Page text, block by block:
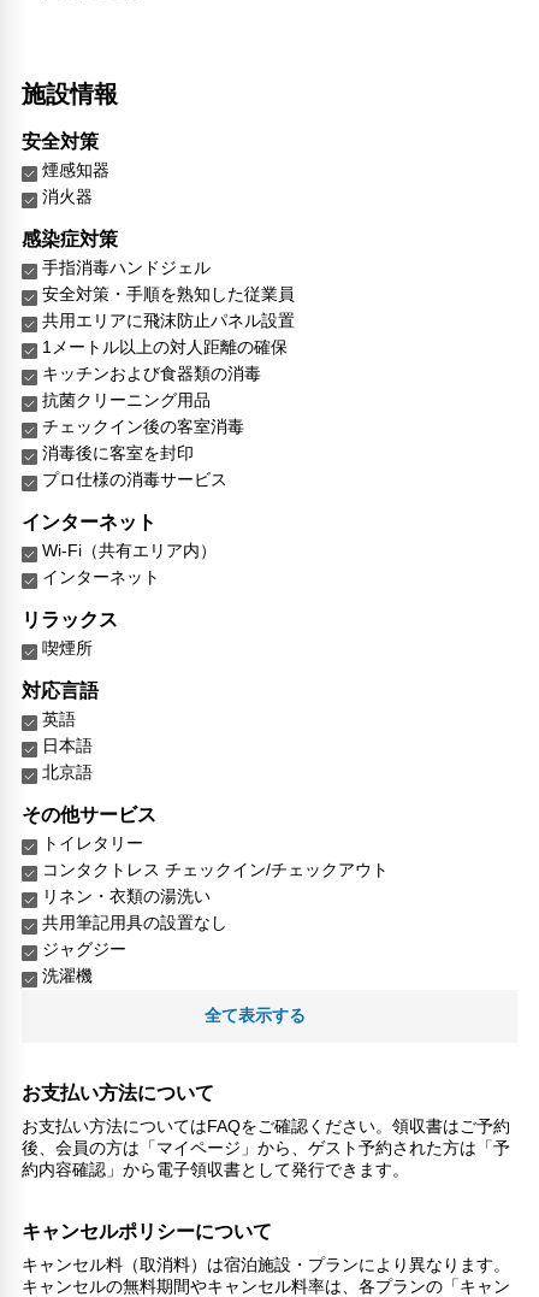
施設情報
安全対策
煙感知器
消火器
感染症対策
手指消毒ハンドジェル
安全対策・手順を熟知した従業員
共用エリアに飛沫防止パネル設置
1メートル以上の対人距離の確保
キッチンおよび食器類の消毒
抗菌クリーニング用品
チェックイン後の客室消毒
消毒後に客室を封印
プロ仕様の消毒サービス
インターネット
Wi-Fi（共有エリア内）
インターネット
リラックス
喫煙所
対応言語
英語
日本語
北京語
その他サービス
トイレタリー
コンタクトレス チェックイン/チェックアウト
リネン・衣類の湯洗い
共用筆記用具の設置なし
ジャグジー
洗濯機
全て表示する
お支払い方法について
お支払い方法についてはFAQをご確認ください。領収書はご予約
後、会員の方は「マイページ」から、ゲスト予約された方は「予
約内容確認」から電子領収書として発行できます。
キャンセルポリシーについて
キャンセル料（取消料）は宿泊施設・プランにより異なります。
キャンセルの無料期間やキャンセル料率は、各プランの「キャン